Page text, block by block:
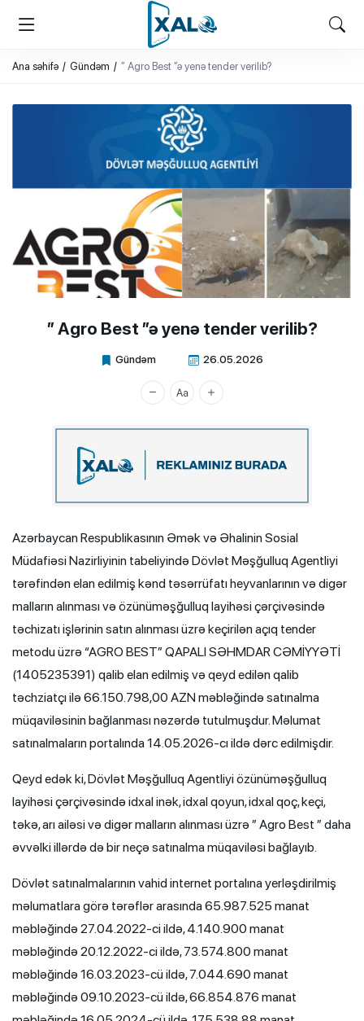
XALQ.ONLINE
ONLAYN PLATFORMA
Ana səhifə Gündəm ” Agro Best ”ə yenə tender verilib?
” Agro Best ”ə yenə tender verilib?
Gündəm 26.05.2026
Xalq.Online
Azərbaycan Respublikasının Əmək və Əhalinin Sosial
Müdafiəsi Nazirliyinin tabeliyində Dövlət Məşğulluq Agentliyi
tərəfindən elan edilmiş kənd təsərrüfatı heyvanlarının və digər
malların alınması və özünüməşğulluq layihəsi çərçivəsində
təchizatı işlərinin satın alınması üzrə keçirilən açıq tender
metodu üzrə “AGRO BEST” QAPALI SƏHMDAR CƏMİYYƏTİ
(1405235391) qalib elan edilmiş və qeyd edilən qalib
təchziatçı ilə 66.150.798,00 AZN məbləğində satınalma
müqaviləsinin bağlanması nəzərdə tutulmuşdur. Məlumat
satınalmaların portalında 14.05.2026-cı ildə dərc edilmişdir.
Qeyd edək ki, Dövlət Məşğulluq Agentliyi özünüməşğulluq
layihəsi çərçivəsində idxal inək, idxal qoyun, idxal qoç, keçi,
təkə, arı ailəsi və digər malların alınması üzrə ” Agro Best ” daha
əvvəlki illərdə də bir neçə satınalma müqaviləsi bağlayıb.
Dövlət satınalmalarının vahid internet portalına yerləşdirilmiş
məlumatlara görə tərəflər arasında 65.987.525 manat
məbləğində 27.04.2022-ci ildə, 4.140.900 manat
məbləğində 20.12.2022-ci ildə, 73.574.800 manat
məbləğində 16.03.2023-cü ildə, 7.044.690 manat
məbləğində 09.10.2023-cü ildə, 66.854.876 manat